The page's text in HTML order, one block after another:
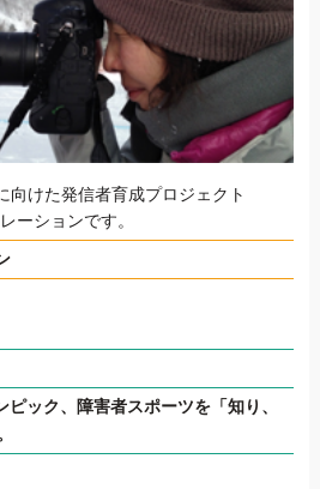
向けた発信者育成プロジェクト
ーションです。
ック、障害者スポーツを「知り、